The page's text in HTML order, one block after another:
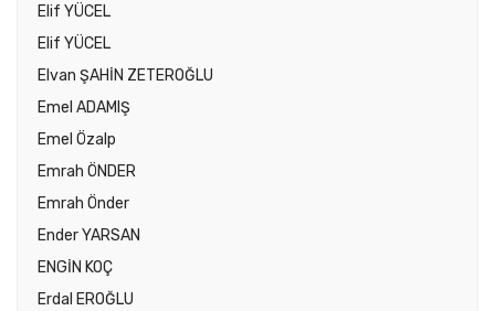
Elif YÜCEL
Elif YÜCEL
Elvan ŞAHİN ZETEROĞLU
Emel ADAMIŞ
Emel Özalp
Emrah ÖNDER
Emrah Önder
Ender YARSAN
ENGİN KOÇ
Erdal EROĞLU